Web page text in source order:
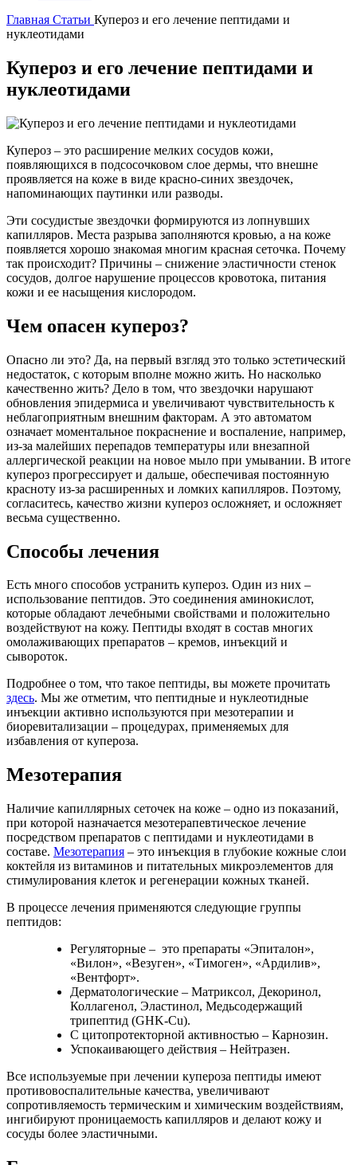
Главная Статьи Купероз и его лечение пептидами и
нуклеотидами
Купероз и его лечение пептидами и
нуклеотидами
Купероз – это расширение мелких сосудов кожи,
появляющихся в подсосочковом слое дермы, что внешне
проявляется на коже в виде красно-синих звездочек,
напоминающих паутинки или разводы.
Эти сосудистые звездочки формируются из лопнувших
капилляров. Места разрыва заполняются кровью, а на коже
появляется хорошо знакомая многим красная сеточка. Почему
так происходит? Причины – снижение эластичности стенок
сосудов, долгое нарушение процессов кровотока, питания
кожи и ее насыщения кислородом.
Чем опасен купероз?
Опасно ли это? Да, на первый взгляд это только эстетический
недостаток, с которым вполне можно жить. Но насколько
качественно жить? Дело в том, что звездочки нарушают
обновления эпидермиса и увеличивают чувствительность к
неблагоприятным внешним факторам. А это автоматом
означает моментальное покраснение и воспаление, например,
из-за малейших перепадов температуры или внезапной
аллергической реакции на новое мыло при умывании. В итоге
купероз прогрессирует и дальше, обеспечивая постоянную
красноту из-за расширенных и ломких капилляров. Поэтому,
согласитесь, качество жизни купероз осложняет, и осложняет
весьма существенно.
Способы лечения
Есть много способов устранить купероз. Один из них –
использование пептидов. Это соединения аминокислот,
которые обладают лечебными свойствами и положительно
воздействуют на кожу. Пептиды входят в состав многих
омолаживающих препаратов – кремов, инъекций и
сывороток.
Подробнее о том, что такое пептиды, вы можете прочитать
здесь. Мы же отметим, что пептидные и нуклеотидные
инъекции активно используются при мезотерапии и
биоревитализации – процедурах, применяемых для
избавления от купероза.
Мезотерапия
Наличие капиллярных сеточек на коже – одно из показаний,
при которой назначается мезотерапевтическое лечение
посредством препаратов с пептидами и нуклеотидами в
составе. Мезотерапия – это инъекция в глубокие кожные слои
коктейля из витаминов и питательных микроэлементов для
стимулирования клеток и регенерации кожных тканей.
В процессе лечения применяются следующие группы
пептидов:
Регуляторные – это препараты «Эпиталон»,
«Вилон», «Везуген», «Тимоген», «Ардилив»,
«Вентфорт».
Дерматологические – Матриксол, Декоринол,
Коллагенол, Эластинол, Медьсодержащий
трипептид (GHK-Cu).
С цитопротекторной активностью – Карнозин.
Успокаивающего действия – Нейтразен.
Все используемые при лечении купероза пептиды имеют
противовоспалительные качества, увеличивают
сопротивляемость термическим и химическим воздействиям,
ингибируют проницаемость капилляров и делают кожу и
сосуды более эластичными.